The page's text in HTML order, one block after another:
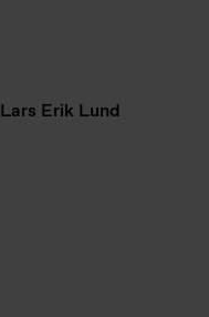
Lars Erik Lund